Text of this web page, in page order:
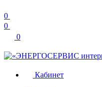
0
0
0
Кабинет